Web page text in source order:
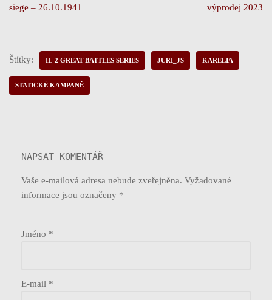
siege – 26.10.1941
výprodej 2023
Štítky: IL-2 GREAT BATTLES SERIES JURI_JS KARELIA
STATICKÉ KAMPANĚ
NAPSAT KOMENTÁŘ
Vaše e-mailová adresa nebude zveřejněna. Vyžadované
informace jsou označeny *
Jméno *
E-mail *